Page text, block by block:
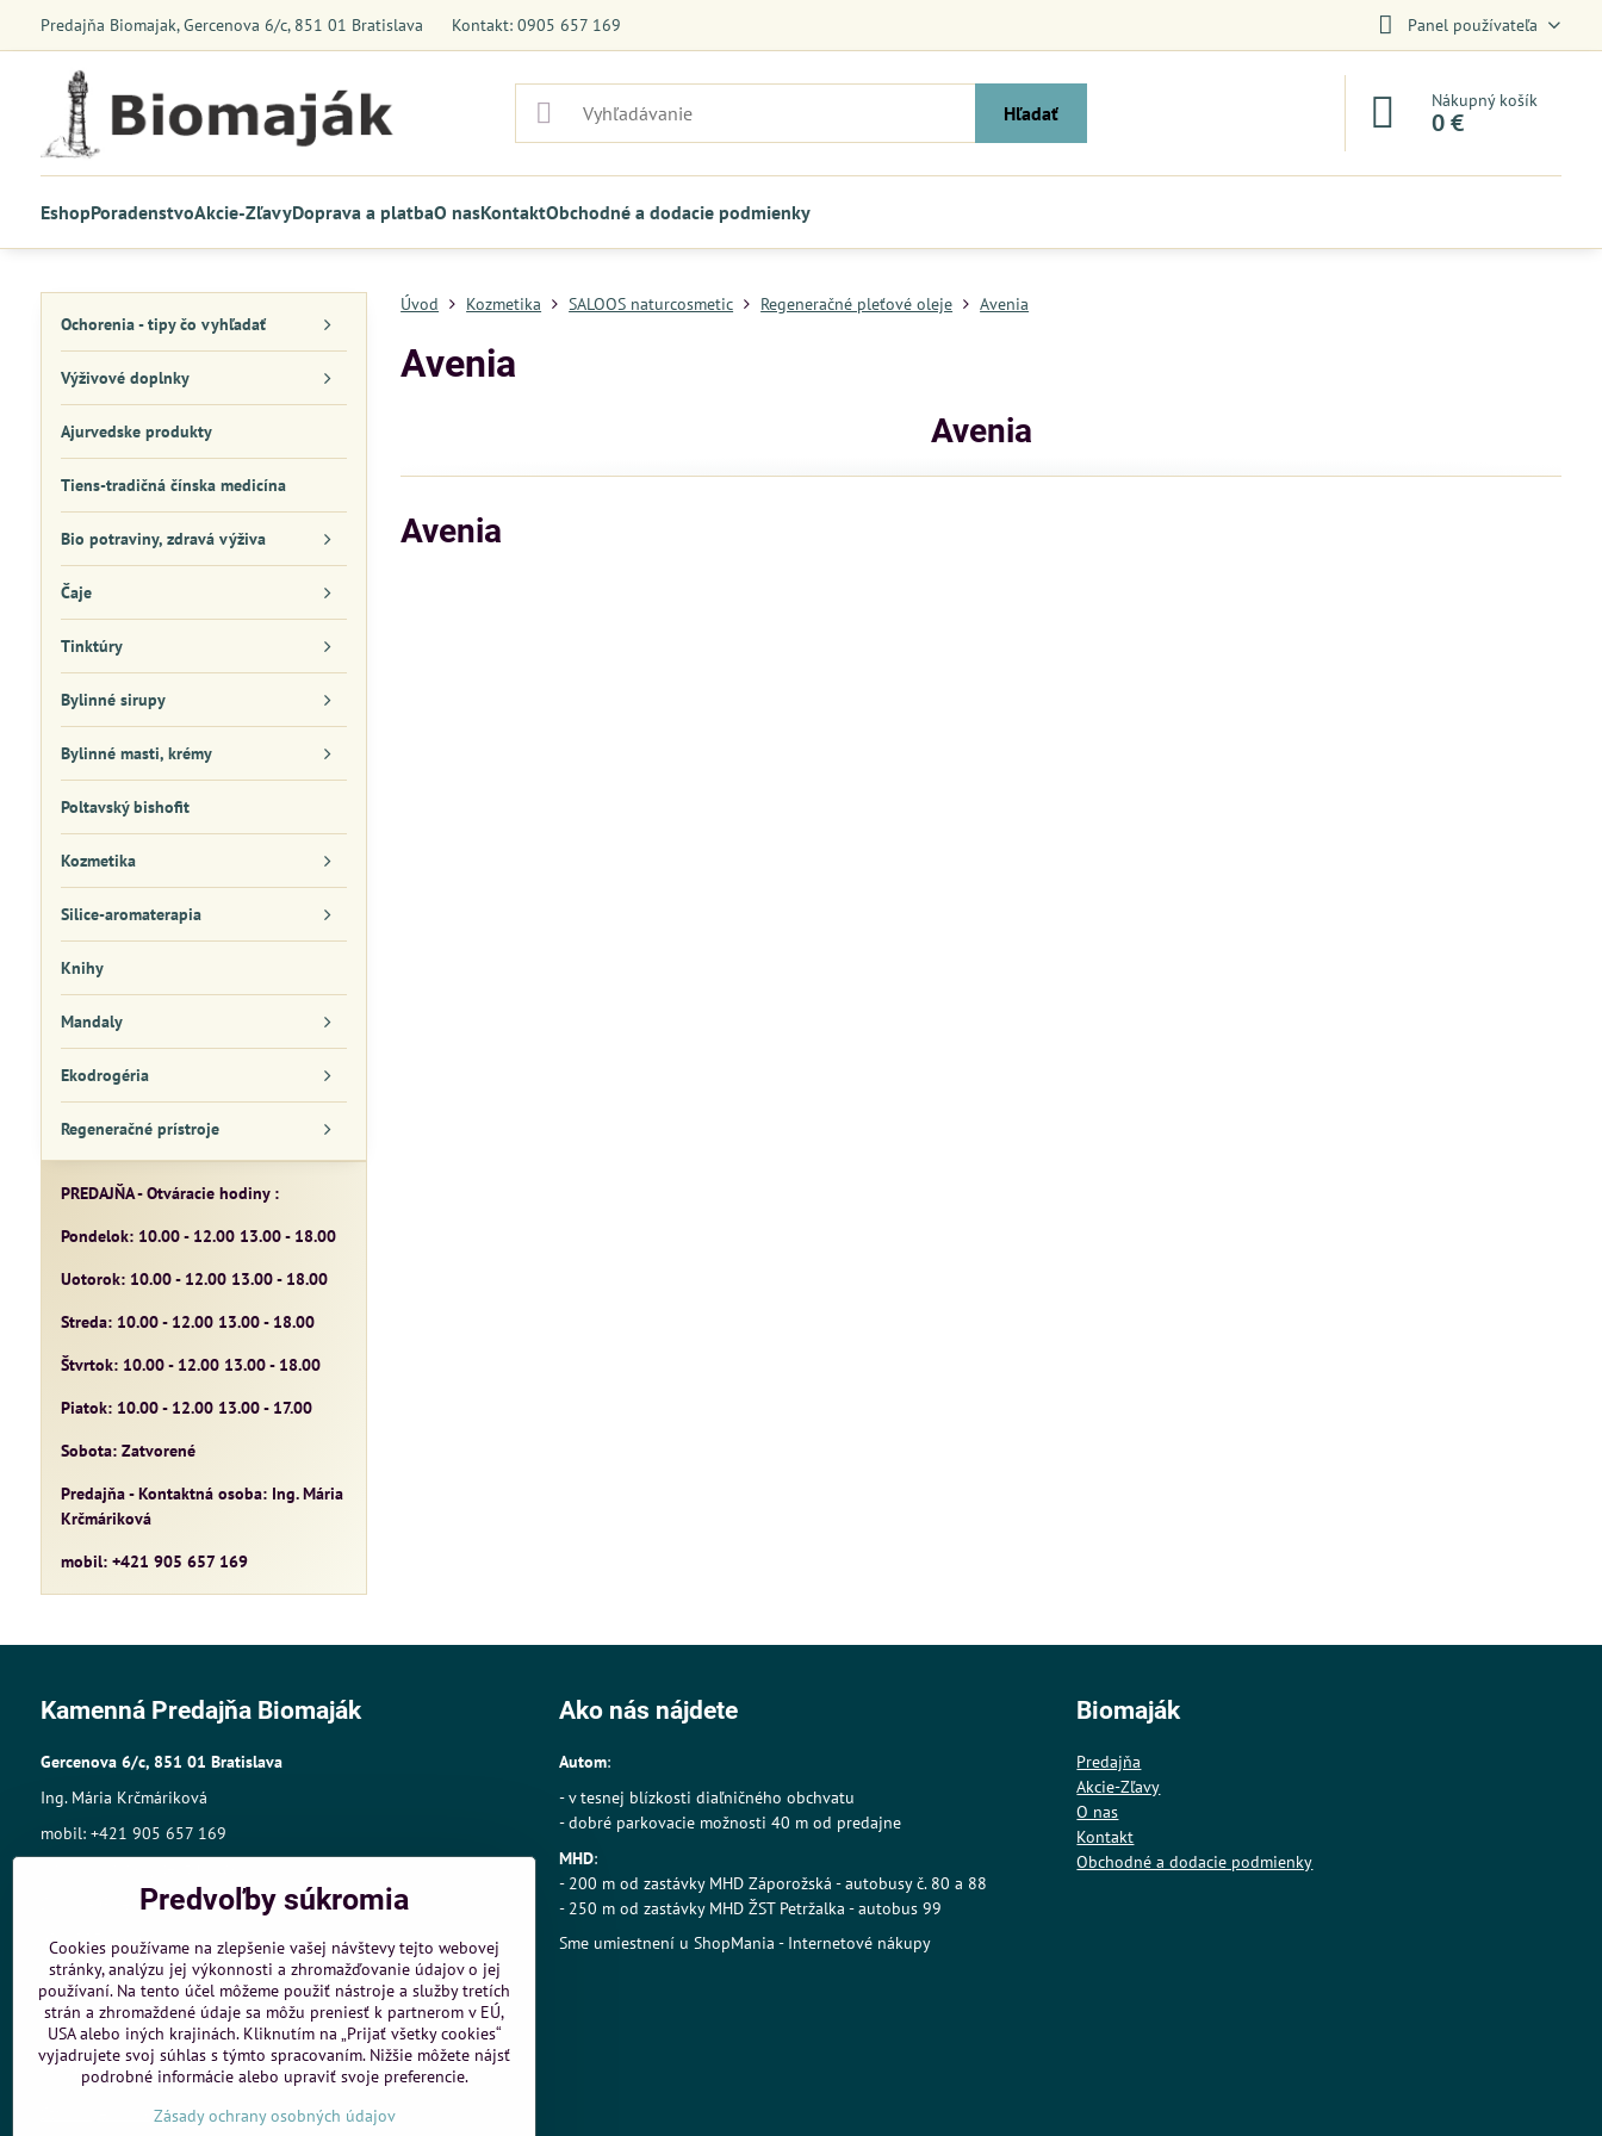
Predajňa Biomajak, Gercenova 6/c, 851 01 Bratislava Kontakt: 0905 657 169 Panel používateľa
Hľadať
Nákupný košík
0 €
EshopPoradenstvoAkcie-ZľavyDoprava a platbaO nasKontaktObchodné a dodacie podmienky
Úvod Kozmetika SALOOS naturcosmetic Regeneračné pleťové oleje Avenia
Avenia
Avenia
Avenia
Ochorenia - tipy čo vyhľadať
Výživové doplnky
Ajurvedske produkty
Tiens-tradičná čínska medicína
Bio potraviny, zdravá výživa
Čaje
Tinktúry
Bylinné sirupy
Bylinné masti, krémy
Poltavský bishofit
Kozmetika
Silice-aromaterapia
Knihy
Mandaly
Ekodrogéria
Regeneračné prístroje
PREDAJŇA - Otváracie hodiny :
Pondelok: 10.00 - 12.00 13.00 - 18.00
Uotorok: 10.00 - 12.00 13.00 - 18.00
Streda: 10.00 - 12.00 13.00 - 18.00
Štvrtok: 10.00 - 12.00 13.00 - 18.00
Piatok: 10.00 - 12.00 13.00 - 17.00
Sobota: Zatvorené
Predajňa - Kontaktná osoba: Ing. Mária
Krčmáriková
mobil: +421 905 657 169
Kamenná Predajňa Biomaják
Gercenova 6/c, 851 01 Bratislava
Ing. Mária Krčmáriková
mobil: +421 905 657 169
Sídlo: A.Gwerkovej 19, 851 04 Bratislava
IČO: 33768609,
IČ DPH:SK1025421980
Živnost.register č.:105-10848
Objednávky
Stav objednávky
Ako nás nájdete
Autom:
- v tesnej blízkosti diaľničného obchvatu
- dobré parkovacie možnosti 40 m od predajne
MHD:
- 200 m od zastávky MHD Záporožská - autobusy č. 80 a 88
- 250 m od zastávky MHD ŽST Petržalka - autobus 99
Sme umiestnení u ShopMania - Internetové nákupy
Biomaják
Predajňa
Akcie-Zľavy
O nas
Kontakt
Obchodné a dodacie podmienky
Predvoľby súkromia
Cookies používame na zlepšenie vašej návštevy tejto webovej
stránky, analýzu jej výkonnosti a zhromažďovanie údajov o jej
používaní. Na tento účel môžeme použiť nástroje a služby tretích
strán a zhromaždené údaje sa môžu preniesť k partnerom v EÚ,
USA alebo iných krajinách. Kliknutím na „Prijať všetky cookies“
vyjadrujete svoj súhlas s týmto spracovaním. Nižšie môžete nájsť
podrobné informácie alebo upraviť svoje preferencie.
Zásady ochrany osobných údajov